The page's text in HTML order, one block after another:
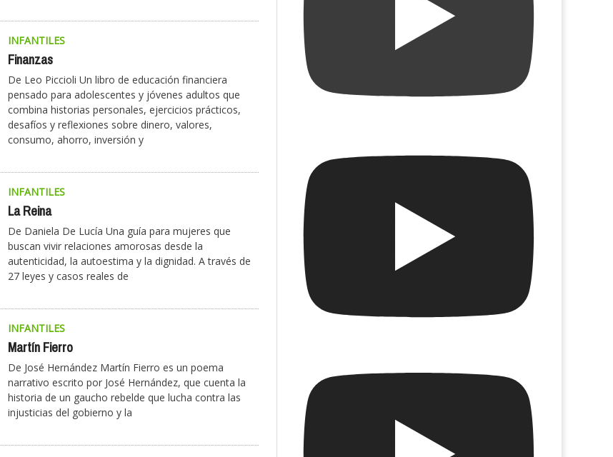
INFANTILES
Finanzas
De Leo Piccioli Un libro de educación financiera
pensado para adolescentes y jóvenes adultos que
combina historias personales, ejercicios prácticos,
desafíos y reflexiones sobre dinero, valores,
consumo, ahorro, inversión y
INFANTILES
La Reina
De Daniela De Lucía Una guía para mujeres que
buscan vivir relaciones amorosas desde la
autenticidad, la autoestima y la dignidad. A través de
27 leyes y casos reales de
INFANTILES
Martín Fierro
De José Hernández Martín Fierro es un poema
narrativo escrito por José Hernández, que cuenta la
historia de un gaucho rebelde que lucha contra las
injusticias del gobierno y la